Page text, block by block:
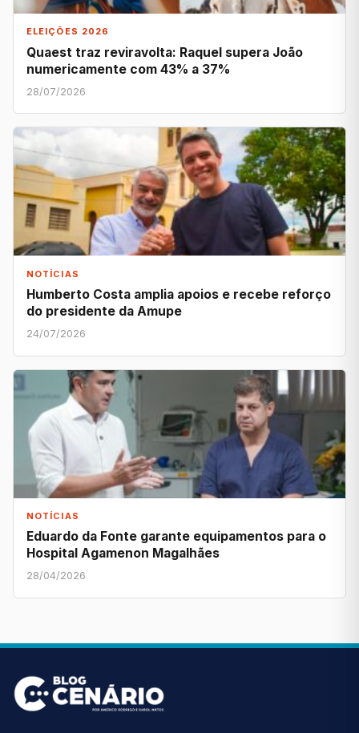
ELEIÇÕES 2026
Quaest traz reviravolta: Raquel supera João
numericamente com 43% a 37%
28/07/2026
NOTÍCIAS
Humberto Costa amplia apoios e recebe reforço
do presidente da Amupe
24/07/2026
NOTÍCIAS
Eduardo da Fonte garante equipamentos para o
Hospital Agamenon Magalhães
28/04/2026